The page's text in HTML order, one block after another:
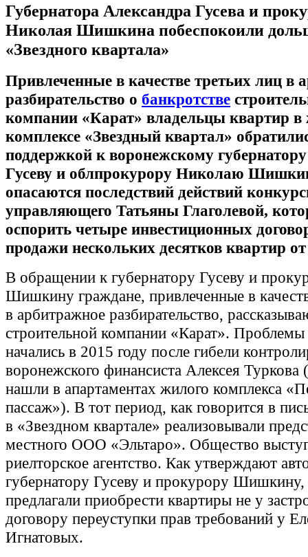
Губернатора Александра Гусева и
Николая Шишкина побеспокоили
«Звездного квартала»
Привлеченные в качестве третьих лиц в
разбирательство о банкротстве
компании «Карат» владельцы квартир
комплексе «Звездный квартал»
поддержкой к воронежскому
Гусеву и облпрокурору Николаю
опасаются последствий действий
управляющего Татьяны Глаголевой,
оспорить четыре инвестиционных
продажи нескольких десятков квартир
В обращении к губернатору Гусеву и
Шишкину граждане, привлеченные в
в арбитражное разбирательство,
строительной компании «Карат».
начались в 2015 году после гибели
воронежского финансиста Алексея Туркова
нашли в апартаментах жилого комплекса
пассаж»). В тот период, как говорится в
в «Звездном квартале» реализовывали
местного ООО «Эльтаро». Общество
риелторское агентство. Как утверждают
губернатору Гусеву и прокурору
предлагали приобрести квартиры не у
договору переуступки прав требований у
Игнатовых.